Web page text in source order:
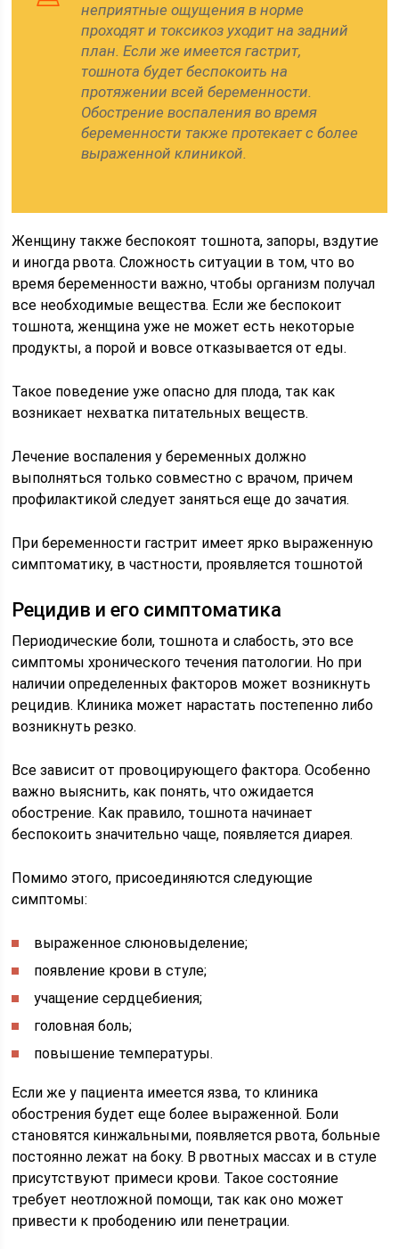
неприятные ощущения в норме
проходят и токсикоз уходит на задний
план. Если же имеется гастрит,
тошнота будет беспокоить на
протяжении всей беременности.
Обострение воспаления во время
беременности также протекает с более
выраженной клиникой.
Женщину также беспокоят тошнота, запоры, вздутие
и иногда рвота. Сложность ситуации в том, что во
время беременности важно, чтобы организм получал
все необходимые вещества. Если же беспокоит
тошнота, женщина уже не может есть некоторые
продукты, а порой и вовсе отказывается от еды.
Такое поведение уже опасно для плода, так как
возникает нехватка питательных веществ.
Лечение воспаления у беременных должно
выполняться только совместно с врачом, причем
профилактикой следует заняться еще до зачатия.
При беременности гастрит имеет ярко выраженную
симптоматику, в частности, проявляется тошнотой
Рецидив и его симптоматика
Периодические боли, тошнота и слабость, это все
симптомы хронического течения патологии. Но при
наличии определенных факторов может возникнуть
рецидив. Клиника может нарастать постепенно либо
возникнуть резко.
Все зависит от провоцирующего фактора. Особенно
важно выяснить, как понять, что ожидается
обострение. Как правило, тошнота начинает
беспокоить значительно чаще, появляется диарея.
Помимо этого, присоединяются следующие
симптомы:
выраженное слюновыделение;
появление крови в стуле;
учащение сердцебиения;
головная боль;
повышение температуры.
Если же у пациента имеется язва, то клиника
обострения будет еще более выраженной. Боли
становятся кинжальными, появляется рвота, больные
постоянно лежат на боку. В рвотных массах и в стуле
присутствуют примеси крови. Такое состояние
требует неотложной помощи, так как оно может
привести к прободению или пенетрации.